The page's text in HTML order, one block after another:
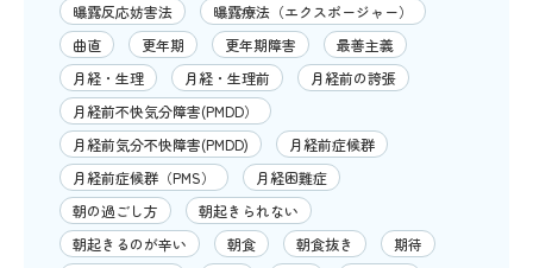
曝露反応妨害法
曝露療法（エクスポージャー）
曲直
更年期 更年期障害
最善主義
月経・生理
月経・生理前
月経前の誇張
月経前不快気分障害(PMDD）
月経前気分不快障害(PMDD)
月経前症候群
月経前症候群（PMS）
月経困難症
朝の過ごし方
朝起きられない
朝起きるのが辛い
朝食 朝食抜き
期待